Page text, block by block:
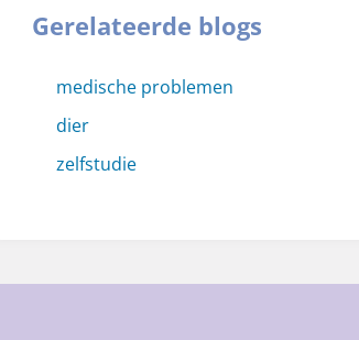
Gerelateerde blogs
medische problemen
dier
zelfstudie